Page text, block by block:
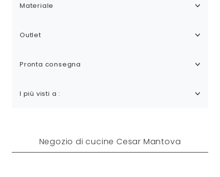
Materiale
Outlet
Pronta consegna
I più visti a :
Negozio di cucine Cesar Mantova